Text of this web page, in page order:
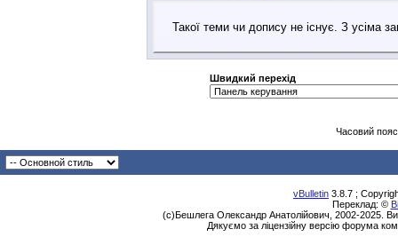
Такої теми чи допису не існує. З усіма
Швидкий перехід
Часовий
vBulletin 3.8.7 ;
Переклад: ©
(с)Бешлега Олександр Анатолійович, 2002-2025.
Дякуємо за ліцензійну версію форума